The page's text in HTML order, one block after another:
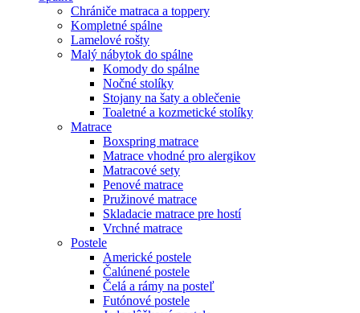
Chrániče matraca a toppery
Kompletné spálne
Lamelové rošty
Malý nábytok do spálne
Komody do spálne
Nočné stolíky
Stojany na šaty a oblečenie
Toaletné a kozmetické stolíky
Matrace
Boxspring matrace
Matrace vhodné pro alergikov
Matracové sety
Penové matrace
Pružinové matrace
Skladacie matrace pre hostí
Vrchné matrace
Postele
Americké postele
Čalúnené postele
Čelá a rámy na posteľ
Futónové postele